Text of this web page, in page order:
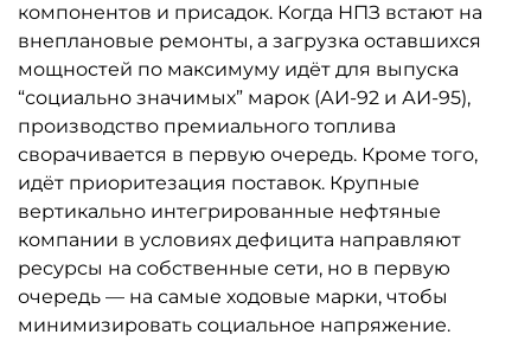
компонентов и присадок. Когда НПЗ встают на
внеплановые ремонты, а загрузка оставшихся
мощностей по максимуму идёт для выпуска
“социально значимых” марок (АИ-92 и АИ-95),
производство премиального топлива
сворачивается в первую очередь. Кроме того,
идёт приоритезация поставок. Крупные
вертикально интегрированные нефтяные
компании в условиях дефицита направляют
ресурсы на собственные сети, но в первую
очередь — на самые ходовые марки, чтобы
минимизировать социальное напряжение.